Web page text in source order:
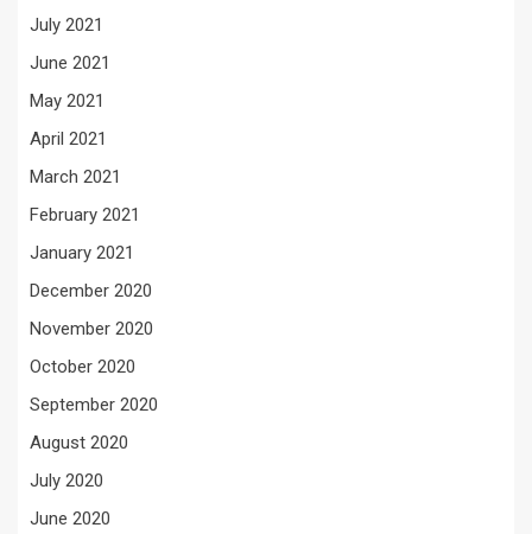
July 2021
June 2021
May 2021
April 2021
March 2021
February 2021
January 2021
December 2020
November 2020
October 2020
September 2020
August 2020
July 2020
June 2020